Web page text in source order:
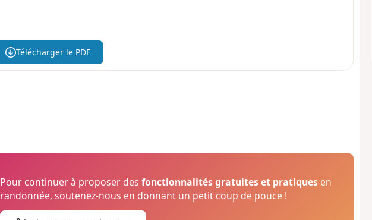
Télécharger le PDF
Pour continuer à proposer desfonctionnalités gratuites et pratiques en
randonnée, soutenez-nous en donnant un petit coup de pouce !